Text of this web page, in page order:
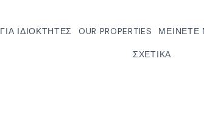
ΓΙΑ ΙΔΙΟΚΤΉΤΕΣ OUR PROPERTIES ΜΕΊΝΕΤΕ
ΣΧΕΤΙΚΆ